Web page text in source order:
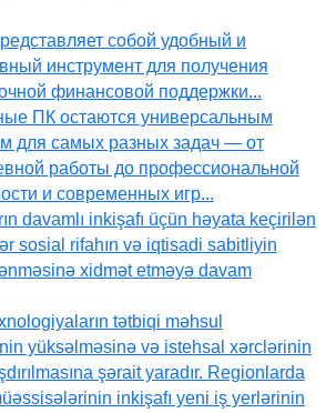
собой удобный и
инструмент для получения
финансовой поддержки...
ПК остаются универсальным
для самых разных задач — от
работы до профессиональной
и современных игр...
davamlı inkişafı üçün həyata keçirilən
sosial rifahın və iqtisadi sabitliyin
xidmət etməyə davam
tətbiqi məhsul
yüksəlməsinə və istehsal xərclərinin
şərait yaradır. Regionlarda
inkişafı yeni iş yerlərinin